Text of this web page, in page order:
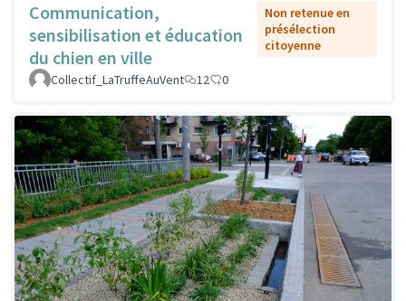
Communication,
sensibilisation et éducation
du chien en ville
Non retenue en
présélection
citoyenne
Collectif_LaTruffeAuVent 12 0